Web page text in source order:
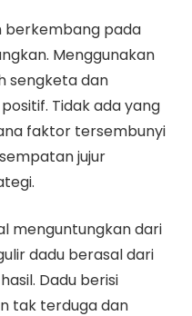
berkembang pada
Menggunakan
sengketa dan
Tidak ada yang
faktor tersembunyi
jujur
menguntungkan dari
dadu berasal dari
Dadu berisi
tak terduga dan